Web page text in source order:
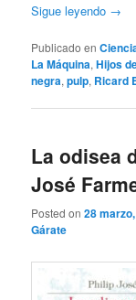
Sigue leyendo →
Publicado en
La Máquina,Hijos
negra,pulp, Ricard
La odisea
José
Posted on28
Gárate